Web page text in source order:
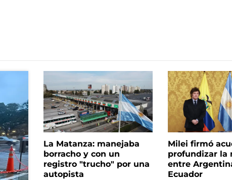
La Matanza: manejaba
borracho y con un
registro "trucho" por una
autopista
Milei firmó
profundizar la
entre
Ecuador